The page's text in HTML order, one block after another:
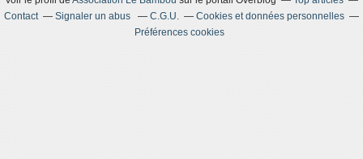
Contact
Signaler un abus C.G.U.
Cookies et données personnelles
Préférences cookies